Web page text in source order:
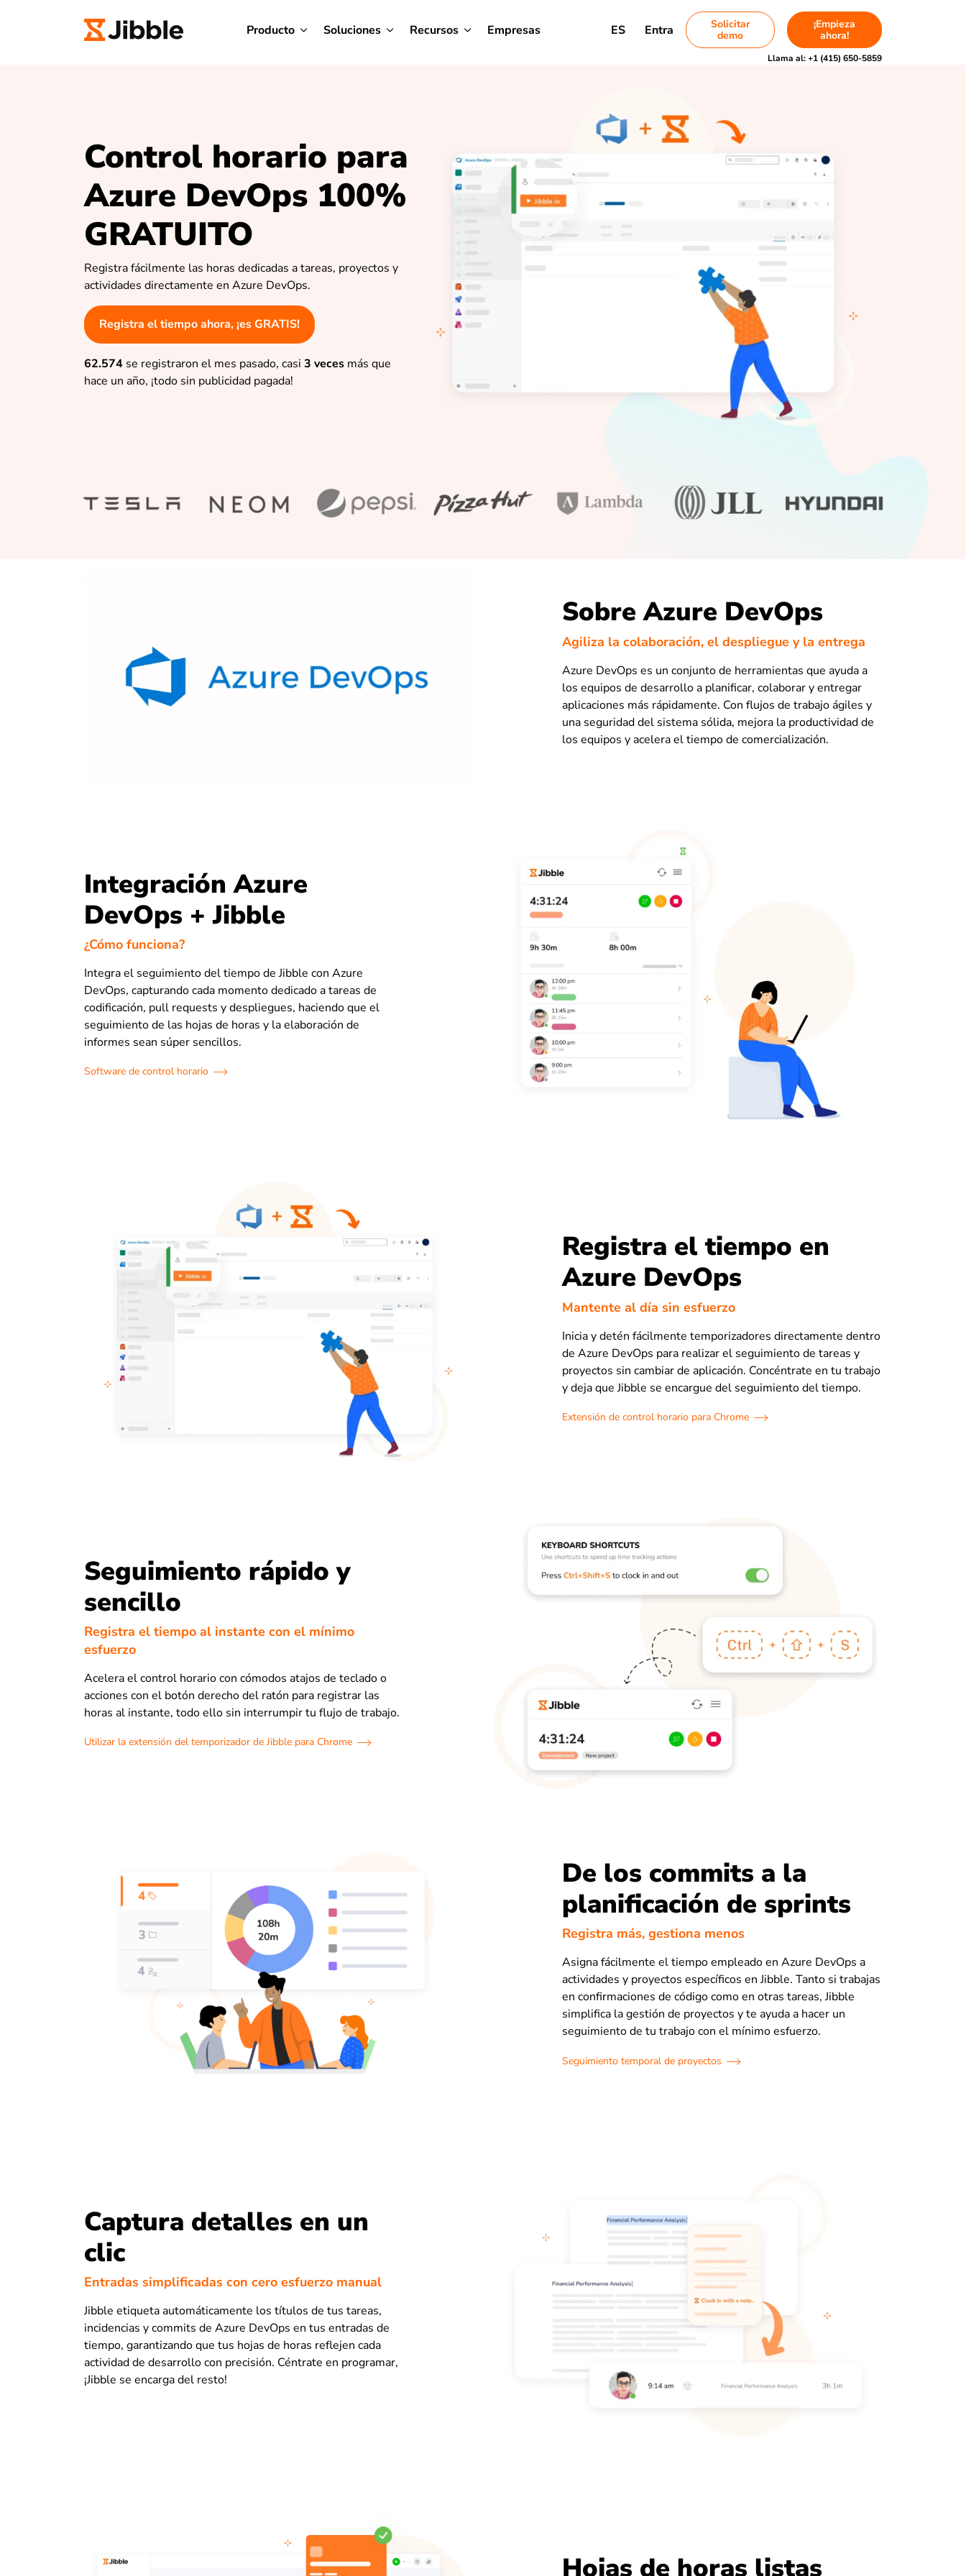
Producto Soluciones Recursos Empresas ES Entra
Solicitar
demo
¡Empieza
ahora!
Llama al:+1 (415) 650-5859
Control horario para
Azure DevOps 100%
GRATUITO
Registra fácilmente las horas dedicadas a tareas, proyectos y
actividades directamente en Azure DevOps.
Registra el tiempo ahora, ¡es GRATIS!
62.574 se registraron el mes pasado, casi 3 veces más que
hace un año, ¡todo sin publicidad pagada!
Sobre Azure DevOps
Agiliza la colaboración, el despliegue y la entrega
Azure DevOps es un conjunto de herramientas que ayuda a
los equipos de desarrollo a planificar, colaborar y entregar
aplicaciones más rápidamente. Con flujos de trabajo ágiles y
una seguridad del sistema sólida, mejora la productividad de
los equipos y acelera el tiempo de comercialización.
Integración Azure
DevOps + Jibble
¿Cómo funciona?
Integra el seguimiento del tiempo de Jibble con Azure
DevOps, capturando cada momento dedicado a tareas de
codificación, pull requests y despliegues, haciendo que el
seguimiento de las hojas de horas y la elaboración de
informes sean súper sencillos.
Software de control horario
Registra el tiempo en
Azure DevOps
Mantente al día sin esfuerzo
Inicia y detén fácilmente temporizadores directamente dentro
de Azure DevOps para realizar el seguimiento de tareas y
proyectos sin cambiar de aplicación. Concéntrate en tu trabajo
y deja que Jibble se encargue del seguimiento del tiempo.
Extensión de control horario para Chrome
Seguimiento rápido y
sencillo
Registra el tiempo al instante con el mínimo
esfuerzo
Acelera el control horario con cómodos atajos de teclado o
acciones con el botón derecho del ratón para registrar las
horas al instante, todo ello sin interrumpir tu flujo de trabajo.
Utilizar la extensión del temporizador de Jibble para Chrome
De los commits a la
planificación de sprints
Registra más, gestiona menos
Asigna fácilmente el tiempo empleado en Azure DevOps a
actividades y proyectos específicos en Jibble. Tanto si trabajas
en confirmaciones de código como en otras tareas, Jibble
simplifica la gestión de proyectos y te ayuda a hacer un
seguimiento de tu trabajo con el mínimo esfuerzo.
Seguimiento temporal de proyectos
Captura detalles en un
clic
Entradas simplificadas con cero esfuerzo manual
Jibble etiqueta automáticamente los títulos de tus tareas,
incidencias y commits de Azure DevOps en tus entradas de
tiempo, garantizando que tus hojas de horas reflejen cada
actividad de desarrollo con precisión. Céntrate en programar,
¡Jibble se encarga del resto!
Hojas de horas listas